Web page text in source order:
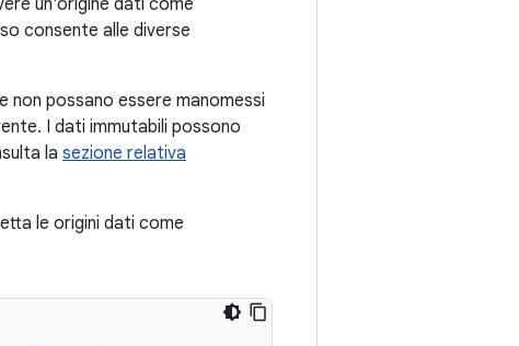
un'origine dati come
consente alle diverse
non possano essere manomessi
I dati immutabili possono
la sezione relativa
le origini dati come